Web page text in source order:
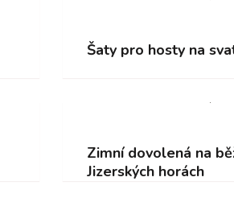
Šaty pro hosty na
Zimní dovolená na
Jizerských horách